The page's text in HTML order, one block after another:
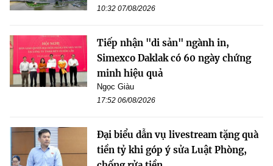
10:32 07/08/2026
Tiếp nhận "di sản" ngành in,
Simexco Daklak có 60 ngày chứng
minh hiệu quả
Ngọc Giàu
17:52 06/08/2026
Đại biểu dẫn vụ livestream tặng quà
tiền tỷ khi góp ý sửa Luật Phòng,